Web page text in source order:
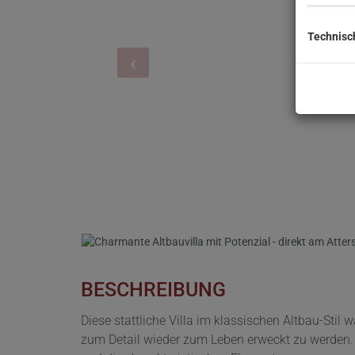
BESCHREIBUNG
Diese stattliche Villa im klassischen Altbau-Stil
zum Detail wieder zum Leben erweckt zu